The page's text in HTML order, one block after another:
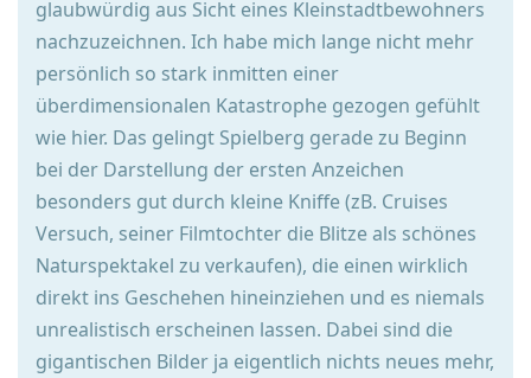
glaubwürdig aus Sicht eines Kleinstadtbewohners
nachzuzeichnen. Ich habe mich lange nicht mehr
persönlich so stark inmitten einer
überdimensionalen Katastrophe gezogen gefühlt
wie hier. Das gelingt Spielberg gerade zu Beginn
bei der Darstellung der ersten Anzeichen
besonders gut durch kleine Kniffe (zB. Cruises
Versuch, seiner Filmtochter die Blitze als schönes
Naturspektakel zu verkaufen), die einen wirklich
direkt ins Geschehen hineinziehen und es niemals
unrealistisch erscheinen lassen. Dabei sind die
gigantischen Bilder ja eigentlich nichts neues mehr,